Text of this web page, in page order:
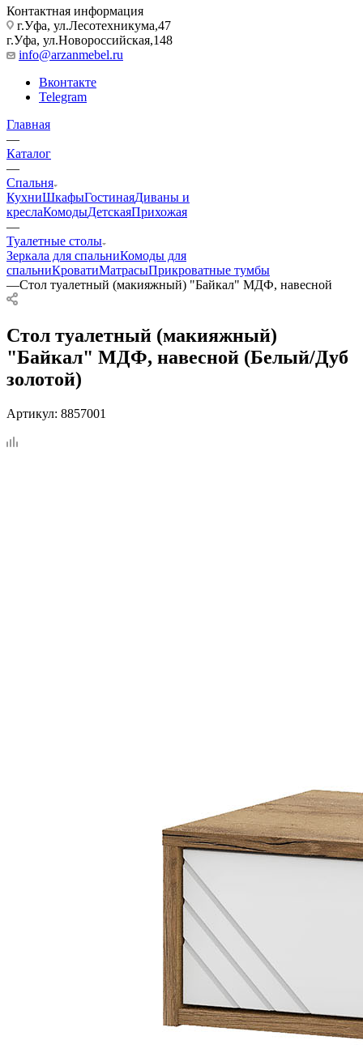
Контактная информация
г.Уфа, ул.Лесотехникума,47
г.Уфа, ул.Новороссийская,148
info@arzanmebel.ru
Вконтакте
Telegram
Главная
—
Каталог
—
Спальня
КухниШкафыГостинаяДиваны и
креслаКомодыДетскаяПрихожая
—
Туалетные столы
Зеркала для спальниКомоды для
спальниКроватиМатрасыПрикроватные тумбы
—Стол туалетный (макияжный) "Байкал" МДФ, навесной
Стол туалетный (макияжный)
"Байкал" МДФ, навесной (Белый/Дуб
золотой)
Артикул: 8857001